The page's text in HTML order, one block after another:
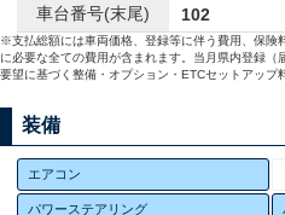
車台番号(末尾)
102
※支払総額には車両価格、登録等に伴う費用、保険
に必要な全ての費用が含まれます。当月県内登録
要望に基づく整備・オプション・ETCセットアップ
装備
エアコン
パワーステアリング